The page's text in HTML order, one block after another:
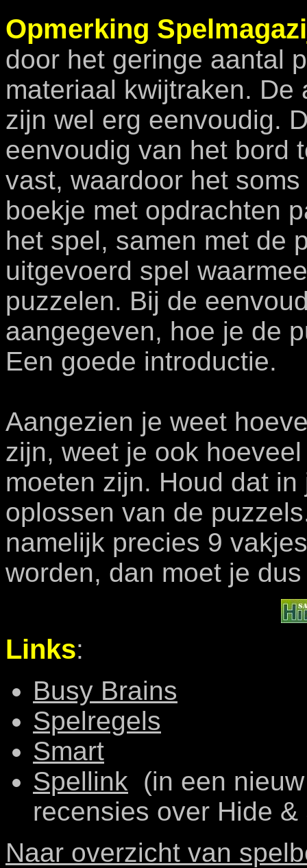
Opmerking
door het geringe aantal
materiaal kwijtraken.
zijn wel erg eenvoudig.
eenvoudig van het bord
vast, waardoor het
boekje met opdrachten
het spel, samen met de
uitgevoerd spel
puzzelen. Bij de
aangegeven, hoe je de
Een goede introductie.
Aangezien je weet
zijn, weet je ook
moeten zijn. Houd dat
oplossen van de
namelijk precies 9
worden, dan moet je
Links:
Busy Brains
Spelregels
Smart
Spellink (in een
recensies over Hide
Naar overzicht van